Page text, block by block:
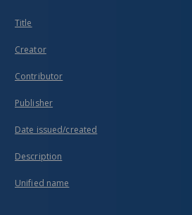
Title
Creator
Contributor
Publisher
Date issued/created
Description
Unified name